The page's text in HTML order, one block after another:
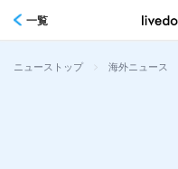
一覧
ニューストップ > 海外ニュース